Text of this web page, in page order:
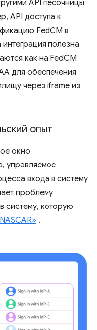
API песочницы
API доступа к
FedCM в
интеграция полезна
как на FedCM
для обеспечения
через iframe из
опыт
окно
управляемое
входа в систему
проблему
систему, которую
.